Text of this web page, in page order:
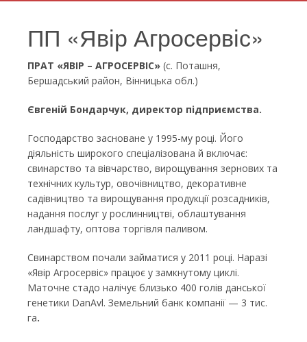
ПП «Явір Агросервіс»
ПРАТ «ЯВІР – АГРОСЕРВІС» (с. Поташня,
Бершадський район, Вінницька обл.)
Євгеній Бондарчук, директор підприємства.
Господарство засноване у 1995-му році. Його
діяльність широкого спеціалізована й включає:
свинарство та вівчарство, вирощування зернових та
технiчних культур, овочiвництво, декоративне
садiвництво та вирощування продукцiї розсадникiв,
надання послуг у рослинництвi, облаштування
ландшафту, оптова торгiвля паливом.
Свинарством почали займатися у 2011 році. Наразі
«Явір Агросервіс» працює у замкнутому циклі.
Маточне стадо налічує близько 400 голів данської
генетики DanAvl. Земельний банк компанії — 3 тис.
га.